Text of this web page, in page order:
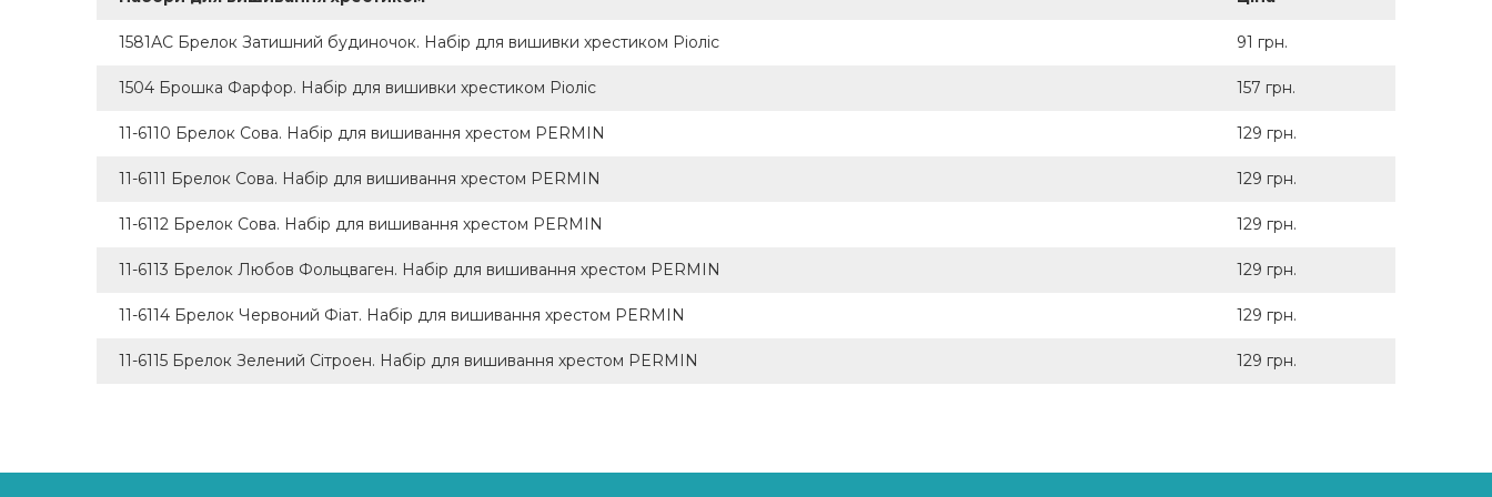
Магніт (+12)
Релігійні сюжети (+62)
Маска для сну (+1)
Символіка (+27)
Метрика (+118)
Модульні картини (+15)
1581АС Брелок Затишний будиночок. Набір для вишивки хрестиком Ріоліс 91 грн.
1504 Брошка Фарфор. Набір для вишивки хрестиком Ріоліс 157 грн.
11-6110 Брелок Сова. Набір для вишивання хрестом PERMIN 129 грн.
11-6111 Брелок Сова. Набір для вишивання хрестом PERMIN 129 грн.
11-6112 Брелок Сова. Набір для вишивання хрестом PERMIN 129 грн.
11-6113 Брелок Любов Фольцваген. Набір для вишивання хрестом PERMIN 129 грн.
11-6114 Брелок Червоний Фіат. Набір для вишивання хрестом PERMIN 129 грн.
11-6115 Брелок Зелений Сітроен. Набір для вишивання хрестом PERMIN 129 грн.